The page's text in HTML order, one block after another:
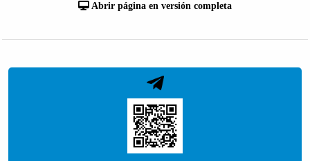
Abrir página en versión completa